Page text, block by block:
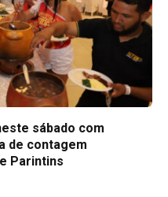
sábado com
de contagem
Parintins